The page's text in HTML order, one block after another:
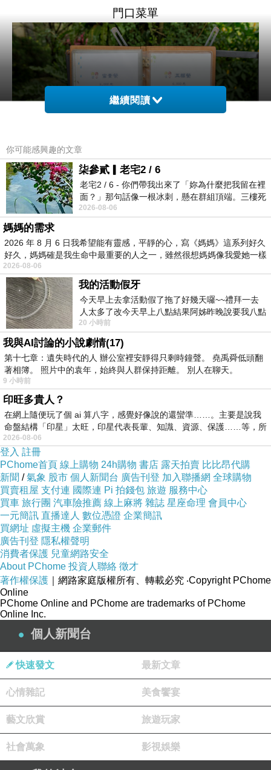
門口菜單
進門看到櫃檯有販售些伴手禮
同行的阿姨有買一盒新鮮紅棗，吃起來脆脆甜甜
的，像水果一樣
餐廳空間蠻大的，右邊的方向都還有座位
因為都坐滿人，所以沒有過去拍
我們的位子在二樓
隔壁桌剛收好，趕快拍張照
餐廳滿滿的人，加上挑高空間，餐廳蠻吵的 XD
繼續閱讀
你可能感興趣的文章
柒參貳▎老宅2 / 6
老宅2 / 6 - 你們帶我出來了「妳為什麼把我留在裡
面？」那句話像一根冰刺，懸在群組頂端。三樓死
死盯著照片裡的人。那個人確實站在
2026-08-06
媽媽的需求
2026 年 8 月 6 日我希望能有靈感，平靜的心，寫《媽媽》這系列好久
好久，媽媽確是我生命中最重要的人之一，雖然很想媽媽像我愛她一樣
2026-08-06
我的活動假牙
今天早上去拿活動假了拖了好幾天囉~~禮拜一去
人太多了改今天早上八點結果阿姊昨晚說要我八點
去西螺農會~回到莿桐都8點半多了
20 小時前
我與AI討論的小說劇情(17)
第十七章：遺失時代的人 辦公室裡安靜得只剩時鐘聲。 堯禹舜低頭翻
著相簿。 照片中的袁年，始終與人群保持距離。 別人在聊天。
9 小時前
印旺多貴人？
在網上隨便玩了個 ai 算八字，感覺好像說的還蠻準……。主要是說我
命盤結構「印星」太旺，印星代表長輩、知識、資源、保護……等，所
2026-08-06
登入 註冊
PChome首頁 線上購物 24h購物 書店 露天拍賣 比比昂代購
新聞 /氣象 股市 個人新聞台 廣告刊登 加入聯播網 全球購物
買賣租屋 支付連 國際連 Pi 拍錢包 旅遊 服務中心
買車 旅行團 汽車險推薦 線上麻將 雜誌 星座命理 會員中心
一元簡訊 直播達人 數位憑證 企業簡訊
買網址 虛擬主機 企業郵件
廣告刊登 隱私權聲明
消費者保護 兒童網路安全
About PChome 投資人聯絡 徵才
著作權保護 ｜網路家庭版權所有、轉載必究 ‧Copyright PChome
Online
PChome Online and PChome are trademarks of PChome
Online Inc.
個人新聞台
快速發文 最新文章
心情雜記 美食饗宴
藝文欣賞 旅遊玩家
社會萬象 影視娛樂